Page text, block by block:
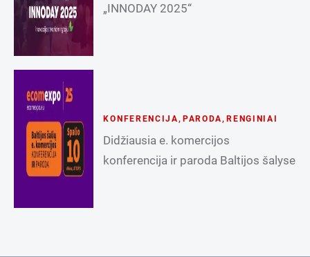
„INNODAY 2025“
KONFERENCIJA , PARODA ,RENGINIAI
Didžiausia e. komercijos
konferencija ir paroda Baltijos šalyse